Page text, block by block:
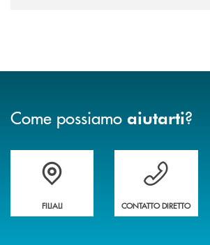
Come possiamo aiutarti?
Trova la filiale&nbsp; più vicina a te
FILIALI
Hai bisogno di
CONTATTO DIRETTO